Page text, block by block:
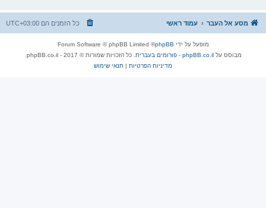
מסע אל העבר עמוד ראשי כל הזמנים הם UTC+03:00
מופעל על ידי phpBB
® Forum Software © phpBB Limited
מבוסס עלphpBB.co.il - פורומים בעברית
. כל הזכויות שמורות © 2017 - phpBB.co.il.
מדיניות הפרטיות | תנאי שימוש